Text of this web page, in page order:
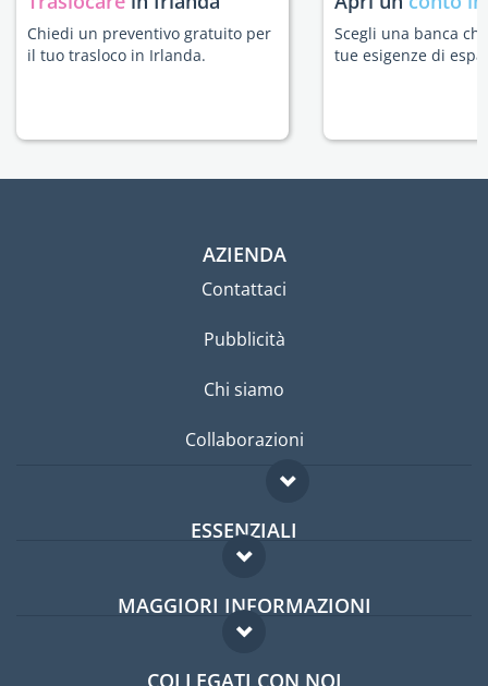
Chiedi un preventivo gratuito per
il tuo trasloco in Irlanda.
Scegli una banca
tue esigenze di
AZIENDA
Contattaci
Pubblicità
Chi siamo
Collaborazioni
ESSENZIALI
Forum per expat
Guida per expat
MAGGIORI INFORMAZIONI
Domande frequenti
COLLEGATI CON NOI